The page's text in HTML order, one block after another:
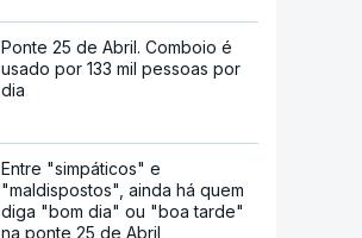
Ponte 25 de Abril. Comboio é
usado por 133 mil pessoas por
dia
Entre "simpáticos" e
"maldispostos", ainda há quem
diga "bom dia" ou "boa tarde"
na ponte 25 de Abril